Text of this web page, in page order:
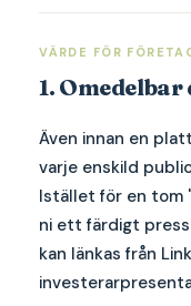
VÄRDE FÖR
1.
Även innan en
varje enskild
Istället för en tom
ni ett färdigt
kan länkas från